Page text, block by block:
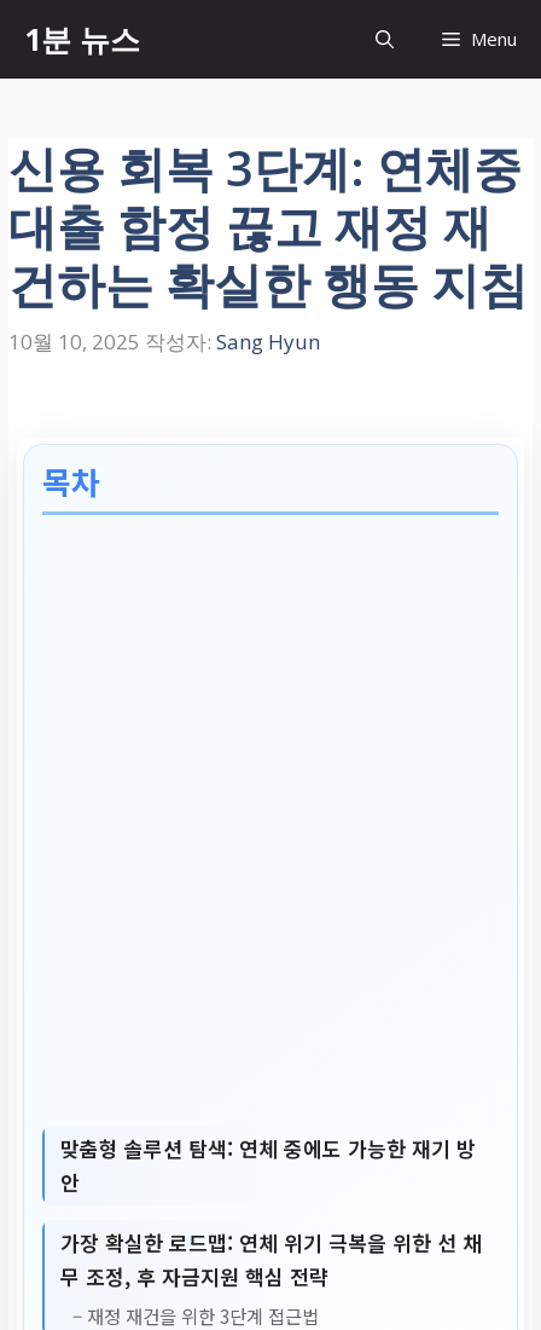
츠
너
뛰
기
1분 뉴스 Menu
신용 회복 3단계: 연체중
대출 함정 끊고 재정 재
건하는 확실한 행동 지침
10월 10, 2025 작성자: Sang Hyun
목차
맞춤형 솔루션 탐색: 연체 중에도 가능한 재기 방
안
가장 확실한 로드맵: 연체 위기 극복을 위한 선 채
무 조정, 후 자금지원 핵심 전략
– 재정 재건을 위한 3단계 접근법